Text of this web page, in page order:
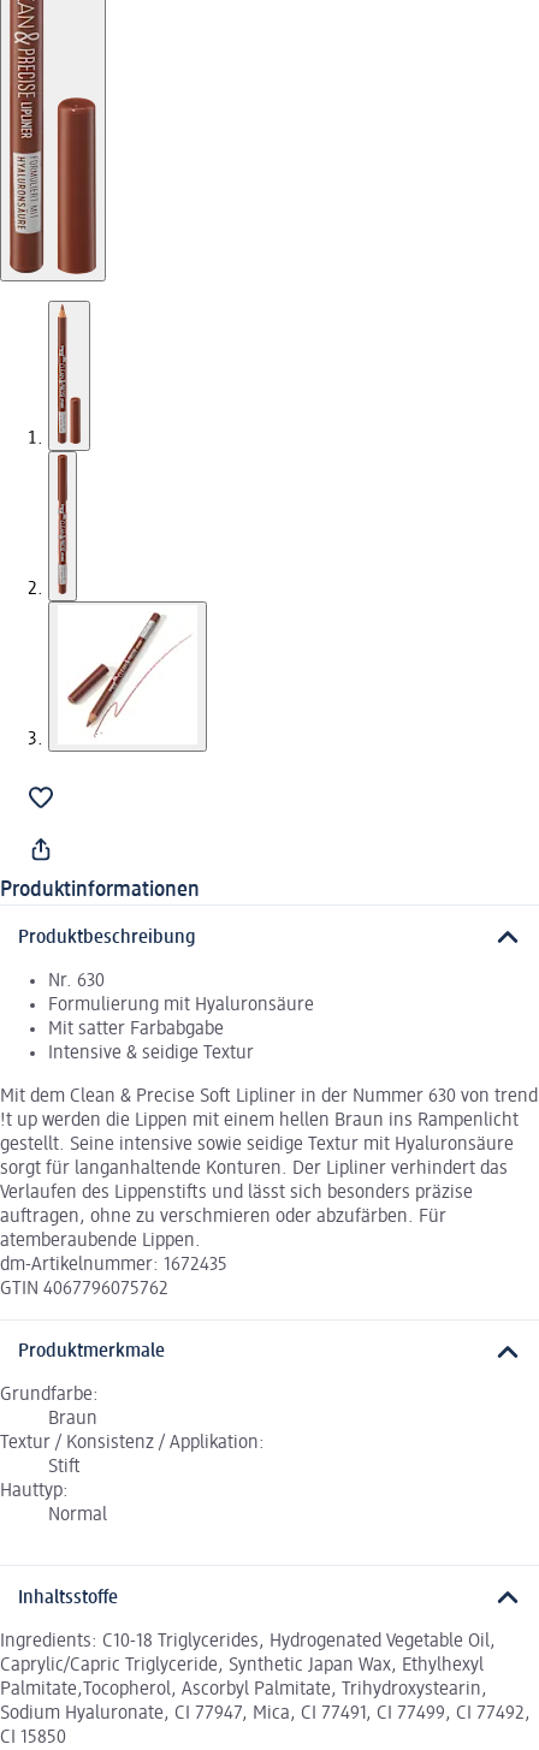
Produktinformationen
Produktbeschreibung
Nr. 630
Formulierung mit Hyaluronsäure
Mit satter Farbabgabe
Intensive & seidige Textur
Mit dem Clean & Precise Soft Lipliner in der Nummer 630 von trend
!t up werden die Lippen mit einem hellen Braun ins Rampenlicht
gestellt. Seine intensive sowie seidige Textur mit Hyaluronsäure
sorgt für langanhaltende Konturen. Der Lipliner verhindert das
Verlaufen des Lippenstifts und lässt sich besonders präzise
auftragen, ohne zu verschmieren oder abzufärben. Für
atemberaubende Lippen.
dm-Artikelnummer: 1672435
GTIN 4067796075762
Produktmerkmale
Grundfarbe:
Braun
Textur / Konsistenz / Applikation:
Stift
Hauttyp:
Normal
Inhaltsstoffe
Ingredients: C10-18 Triglycerides, Hydrogenated Vegetable Oil,
Caprylic/Capric Triglyceride, Synthetic Japan Wax, Ethylhexyl
Palmitate,Tocopherol, Ascorbyl Palmitate, Trihydroxystearin,
Sodium Hyaluronate, CI 77947, Mica, CI 77491, CI 77499, CI 77492,
CI 15850